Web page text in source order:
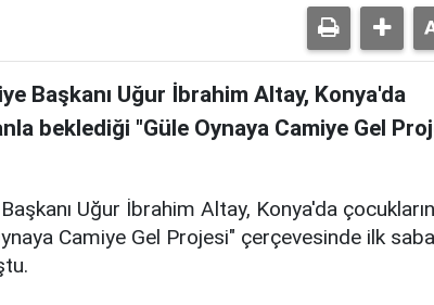
Başkanı Uğur İbrahim Altay, Konya'da
beklediği "Güle Oynaya Camiye Gel
Uğur İbrahim Altay, Konya'da
Camiye Gel Projesi" çerçevesinde ilk